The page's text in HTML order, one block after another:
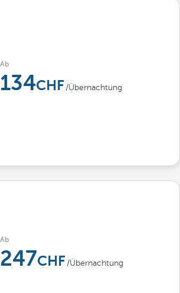
Ab
134 /Übernachtung
Ab
247 /Übernachtung